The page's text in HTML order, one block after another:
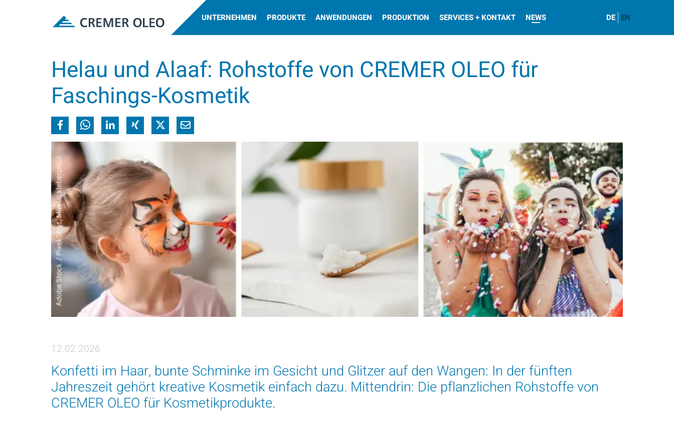
UNTERNEHMEN PRODUKTE ANWENDUNGEN PRODUKTION SERVICES + KONTAKT NEWS DE EN
Helau und Alaaf: Rohstoffe von CREMER OLEO für
Faschings-Kosmetik
12.02.2026
Konfetti im Haar, bunte Schminke im Gesicht und Glitzer auf den Wangen: In der fünften
Jahreszeit gehört kreative Kosmetik einfach dazu. Mittendrin: Die pflanzlichen Rohstoffe von
CREMER OLEO für Kosmetikprodukte.